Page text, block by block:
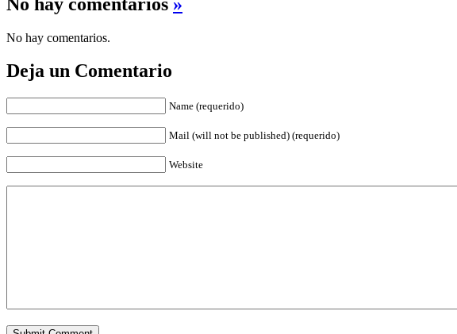
No hay comentarios.
Deja un Comentario
Name (requerido)
Mail (will not be published) (requerido)
Website